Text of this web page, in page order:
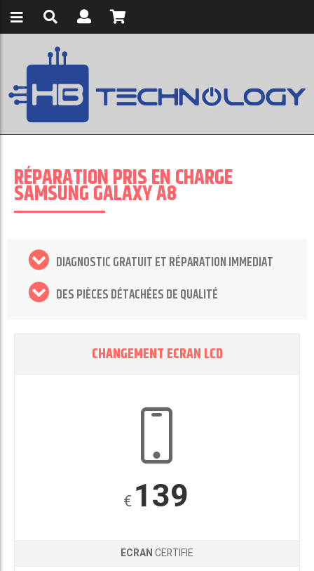
RÉPARATION PRIS EN CHARGE
SAMSUNG GALAXY A8
DIAGNOSTIC GRATUIT ET RÉPARATION IMMEDIAT
DES PIÈCES DÉTACHÉES DE QUALITÉ
CHANGEMENT ECRAN LCD
€139
ECRANCERTIFIE